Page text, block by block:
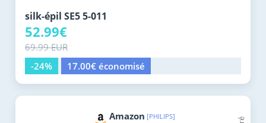
silk-épil SE5 5-011
52.99€
69.99 EUR
-24%
17.00€ économisé
Amazon [PHILIPS]